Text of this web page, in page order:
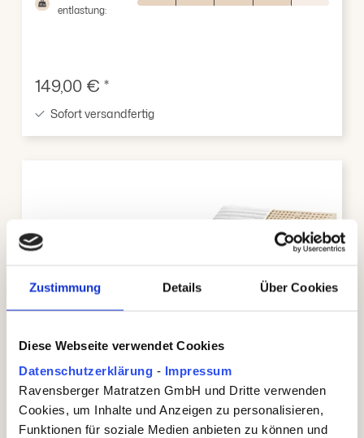
Zustimmung Details Über Cookies
Diese Webseite verwendet Cookies
Datenschutzerklärung - Impressum
Ravensberger Matratzen GmbH und Dritte verwenden
Cookies, um Inhalte und Anzeigen zu personalisieren,
Funktionen für soziale Medien anbieten zu können und
entlastung:
Verkaufspreis:
149,00 € *
Sofort versandfertig
Latexmatratze 90x200 cm
Ergo-NATURA